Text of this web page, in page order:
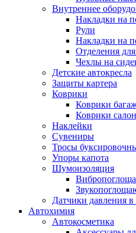
Внутреннее
Накладки на
Рули
Накладки на
Отделения
Чехлы на
Детские автокресла
Защиты картера
Коврики
Коврики
Коврики
Наклейки
Сувениры
Тросы
Упоры капота
Шумоизоляция
Датчики давления
Автохимия
Автокосметика